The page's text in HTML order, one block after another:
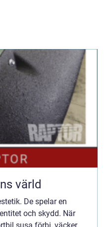
värld
De spelar en
och skydd. När